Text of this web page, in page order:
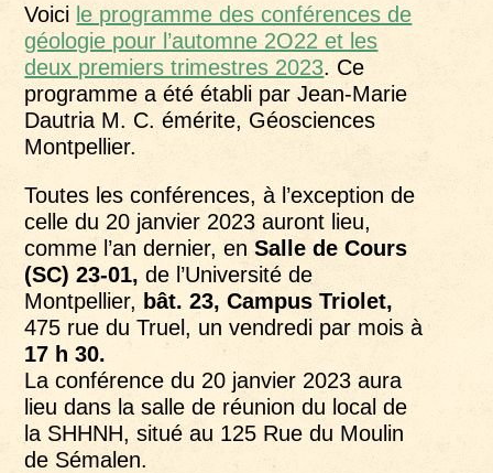
Voici le programme des conférences de
géologie pour l’automne 2O22 et les
deux premiers trimestres 2023. Ce
programme a été établi par Jean-Marie
Dautria M. C. émérite, Géosciences
Montpellier.
Toutes les conférences, à l’exception de
celle du 20 janvier 2023 auront lieu,
comme l’an dernier, enSalle de Cours
(SC) 23-01, de l’Université de
Montpellier, bât. 23, Campus Triolet,
475 rue du Truel, un vendredi par mois à
17 h 30.
La conférence du 20 janvier 2023 aura
lieu dans la salle de réunion du local de
la SHHNH, situé au 125 Rue du Moulin
de Sémalen.